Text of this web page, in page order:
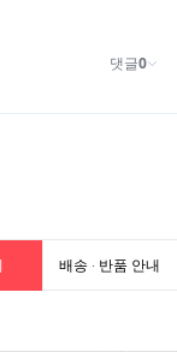
배송 · 반품 안내